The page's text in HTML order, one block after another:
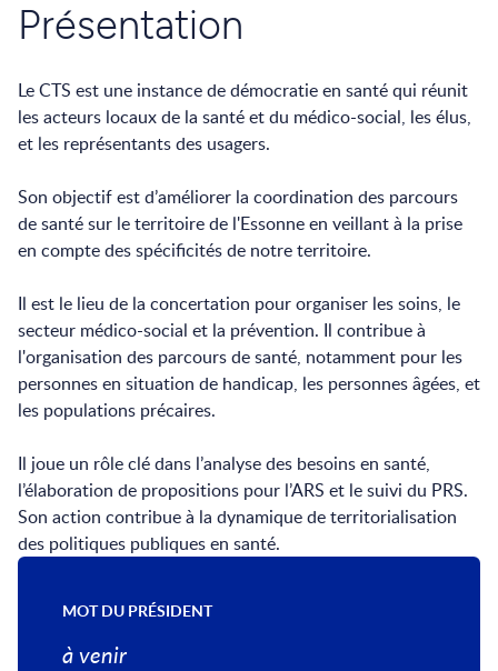
Présentation
Le CTS est une instance de démocratie en santé qui réunit
les acteurs locaux de la santé et du médico-social, les élus,
et les représentants des usagers.
Son objectif est d’améliorer la coordination des parcours
de santé sur le territoire de l'Essonne en veillant à la prise
en compte des spécificités de notre territoire.
Il est le lieu de la concertation pour organiser les soins, le
secteur médico-social et la prévention. Il contribue à
l'organisation des parcours de santé, notamment pour les
personnes en situation de handicap, les personnes âgées, et
les populations précaires.
Il joue un rôle clé dans l’analyse des besoins en santé,
l’élaboration de propositions pour l’ARS et le suivi du PRS.
Son action contribue à la dynamique de territorialisation
des politiques publiques en santé.
MOT DU PRÉSIDENT
à venir